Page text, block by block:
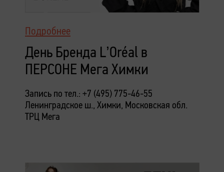
Подробнее
День Бренда L’Oréal в
ПЕРСОНЕ Мега Химки
Запись по тел.: +7 (495) 775-46-55
Ленинградское ш., Химки, Московская обл.
ТРЦ Мега